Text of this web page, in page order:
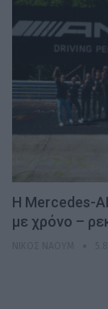
Η Mercedes-
με χρόνο –